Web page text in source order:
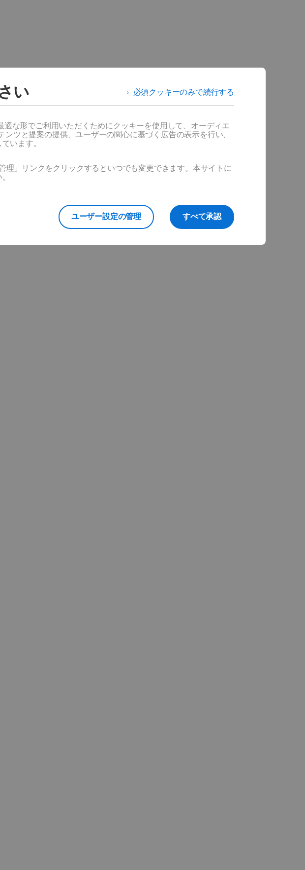
必須クッキーのみで続行する
い
な形でご利用いただくためにクッキーを使用して、オーディエ
ツと提案の提供、ユーザーの関心に基づく広告の表示を行い、
います。
」リンクをクリックするといつでも変更できます。本サイトに
すべて承認
ユーザー設定の管理